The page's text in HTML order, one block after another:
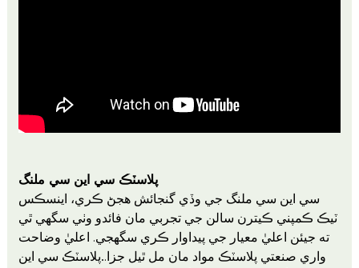
پلاسٽڪ سي اين سي ملنگ
سي اين سي ملنگ جي وڏي گنجائش هجڻ ڪري، اينسڪس
ٽيڪ ڪمپني ڪيترن سالن جي تجربي مان فائدو وٺي سگهي ٿي
ته جيئن اعليٰ معيار جي پيداوار ڪري سگهجي. اعليٰ وضاحت
واري صنعتي پلاسٽڪ مواد مان مل ٿيل جزا..پلاسٽڪ سي اين